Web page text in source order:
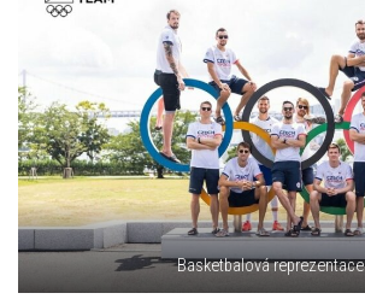
Basketbalová reprezentace